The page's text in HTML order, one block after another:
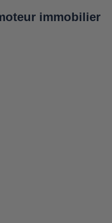
immobilier